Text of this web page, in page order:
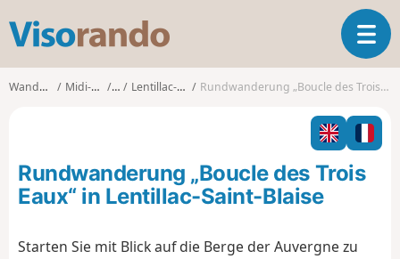
s
o
o
T
o
l
n
a
Wanderungen Midi-Pyrénées Lot Lentillac-Saint-Blaise Rundwanderung „Boucle des Trois Eaux“ in Lentillac-Saint-Blaise
Rundwanderung „Boucle des Trois
Eaux“ in Lentillac-Saint-Blaise
Starten Sie mit Blick auf die Berge der Auvergne zu